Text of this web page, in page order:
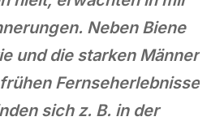
Neben Biene
und die starken Männer
Fernseherlebnisse
sich z. B. in der